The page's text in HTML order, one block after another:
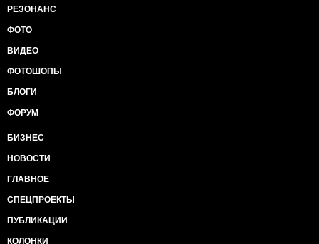
РЕЗОНАНС
ФОТО
ВИДЕО
ФОТОШОПЫ
БЛОГИ
ФОРУМ
БИЗНЕС
НОВОСТИ
ГЛАВНОЕ
СПЕЦПРОЕКТЫ
ПУБЛИКАЦИИ
КОЛОНКИ